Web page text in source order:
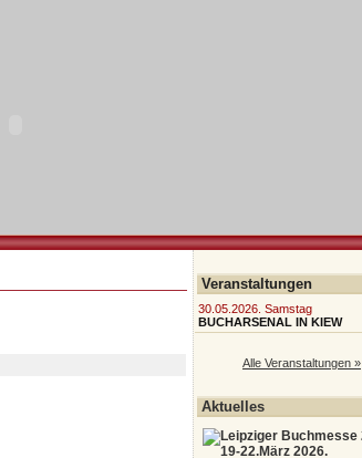
Veranstaltungen
30.05.2026. Samstag
BUCHARSENAL IN KIEW
Alle Veranstaltungen »
Aktuelles